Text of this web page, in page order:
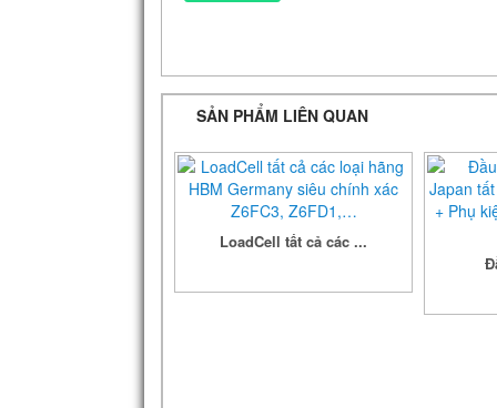
SẢN PHẨM LIÊN QUAN
LoadCell tất cả các ...